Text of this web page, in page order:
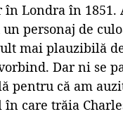
în Londra în 1851.
un personaj de
mai plauzibilă
Dar ni se
pentru că am
care trăia